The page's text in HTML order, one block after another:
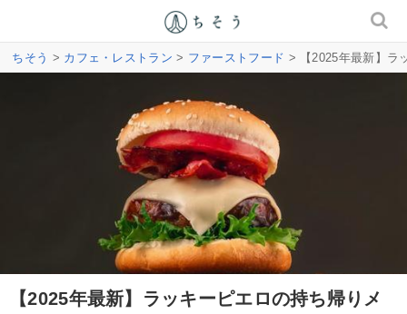
ちそう > カフェ・レストラン > ファーストフード > 【2025年最新】ラ
【2025年最新】ラッキーピエロの持ち帰りメ